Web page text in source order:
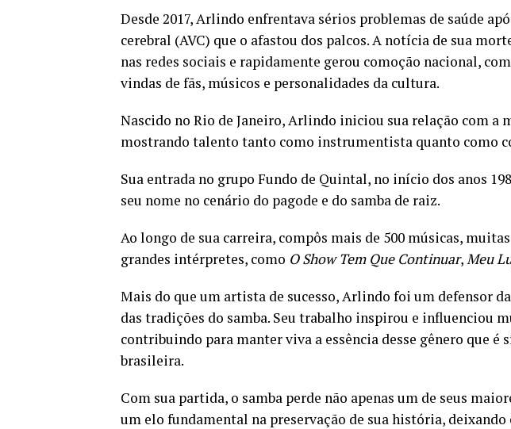
Desde 2017, Arlindo enfrentava sérios problemas de saúde
cerebral (AVC) que o afastou dos palcos. A notícia de sua
nas redes sociais e rapidamente gerou comoção nacional,
vindas de fãs, músicos e personalidades da cultura.
Nascido no Rio de Janeiro, Arlindo iniciou sua relação com a
mostrando talento tanto como instrumentista quanto como
Sua entrada no grupo Fundo de Quintal, no início dos anos
seu nome no cenário do pagode e do samba de raiz.
Ao longo de sua carreira, compôs mais de 500 músicas,
grandes intérpretes, como O Show Tem Que Continuar,Meu
Mais do que um artista de sucesso, Arlindo foi um defensor
das tradições do samba. Seu trabalho inspirou e influenciou
contribuindo para manter viva a essência desse gênero que é
brasileira.
Com sua partida, o samba perde não apenas um de seus
um elo fundamental na preservação de sua história, deixando